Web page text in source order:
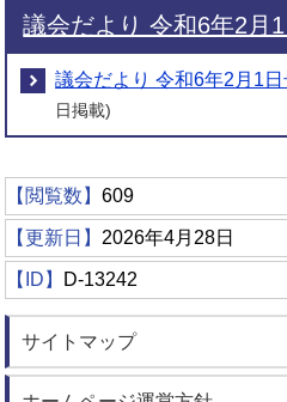
議会だより 令和6年2月1
議会だより 令和6年2月1日
日掲載)
【閲覧数】609
【更新日】 2026年4月28日
【ID】 D-13242
サイトマップ